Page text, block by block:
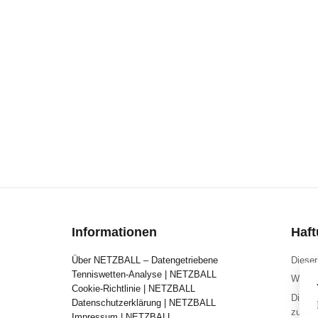
Informationen
Über NETZBALL – Datengetriebene
Tenniswetten-Analyse | NETZBALL
Cookie-Richtlinie | NETZBALL
Datenschutzerklärung | NETZBALL
Wir